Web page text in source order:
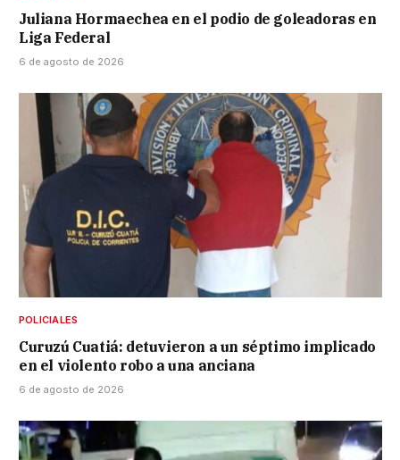
Juliana Hormaechea en el podio de goleadoras en
Liga Federal
6 de agosto de 2026
POLICIALES
Curuzú Cuatiá: detuvieron a un séptimo implicado
en el violento robo a una anciana
6 de agosto de 2026